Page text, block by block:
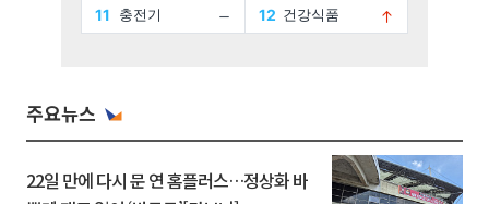
주요뉴스
22일 만에 다시 문 연 홈플러스…정상화 바